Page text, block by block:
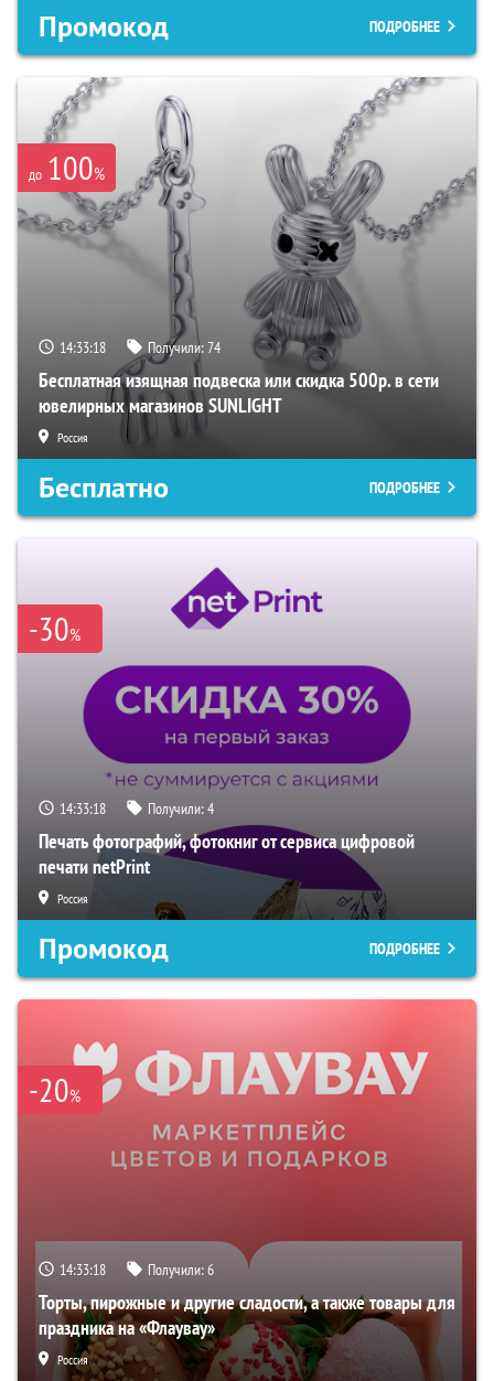
Промокод ПОДРОБНЕЕ
до 100%
14:33:17 Получили:74
Бесплатная изящная подвеска или скидка 500р. в сети
ювелирных магазинов SUNLIGHT
Россия
Бесплатно ПОДРОБНЕЕ
-30%
14:33:17 Получили:4
Печать фотографий, фотокниг от сервиса цифровой
печати netPrint
Россия
Промокод ПОДРОБНЕЕ
-20%
14:33:17 Получили:6
Торты, пирожные и другие сладости, а также товары для
праздника на «Флаувау»
Россия